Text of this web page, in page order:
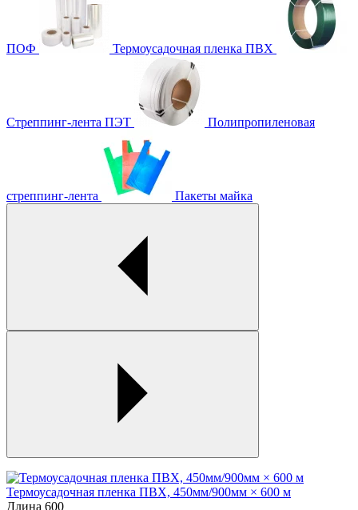
ПОФ Термоусадочная пленка ПВХ
Стреппинг-лента ПЭТ Полипропиленовая
стреппинг-лента Пакеты майка
Термоусадочная пленка ПВХ, 450мм/900мм × 600 м
Длина 600